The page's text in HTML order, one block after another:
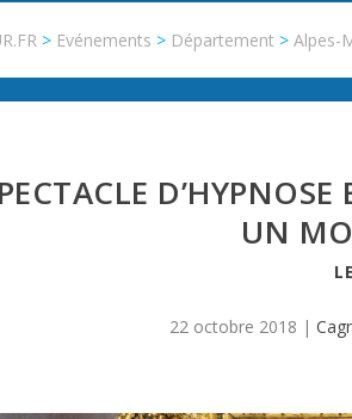
> Evénements > Département >Alpes-
UN
22 octobre 2018 |